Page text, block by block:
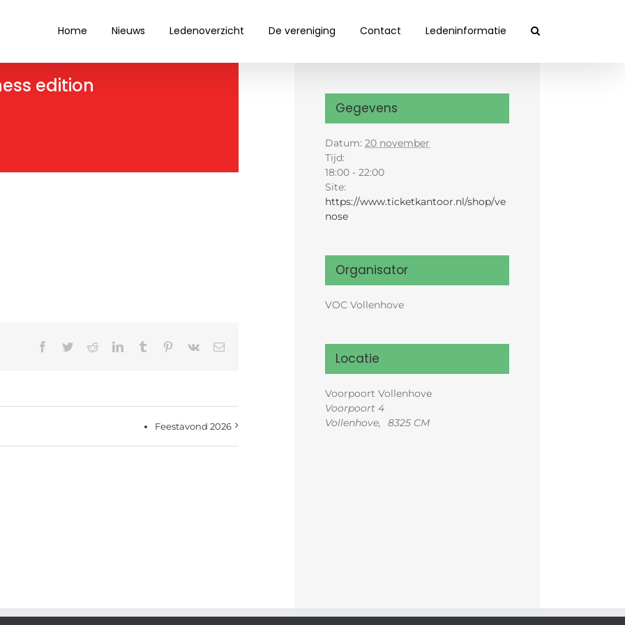
Home Nieuws Ledenoverzicht De vereniging Contact Ledeninformatie
edition
Facebook
TwitterRedditLinkedInTumblr Pinterest
Vk
E-
Feestavond 2026
Gegevens
Datum: 20 november
Tijd:
18:00 - 22:00
Site:
https://www.ticketkantoor.nl/shop/ve
nose
Organisator
VOC Vollenhove
Locatie
Voorpoort Vollenhove
Voorpoort 4
Vollenhove, 8325 CM